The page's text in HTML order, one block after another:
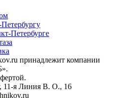
Петербурге
принадлежит компании
11-я Линия В. О., 16